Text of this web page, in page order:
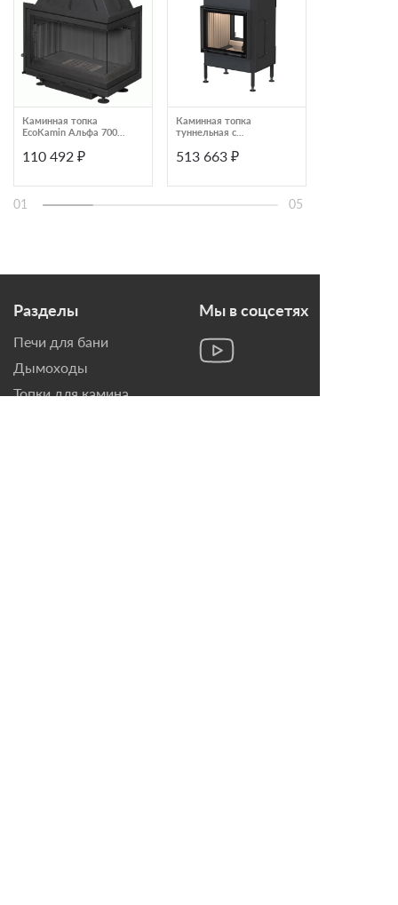
Каминная топка
EcoKamin Альфа 700
110 492 ₽
Каминная топка
туннельная с
стеклом и боковым
DT
513 663 ₽
01 05
Разделы
Печи для бани
Дымоходы
Топки для камина
Мы в соцсетях